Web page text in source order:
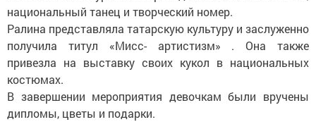
национальный танец и творческий номер.
Ралина представляла татарскую культуру и заслуженно
получила титул «Мисс- артистизм» . Она также
привезла на выставку своих кукол в национальных
костюмах.
В завершении мероприятия девочкам были вручены
дипломы, цветы и подарки.